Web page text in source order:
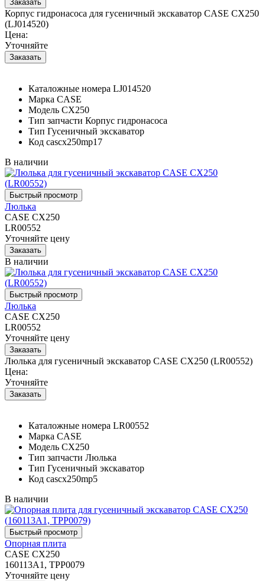
Корпус гидронасоса для гусеничный экскаватор CASE CX250
(LJ014520)
Цена:
Уточняйте
Каталожные номера LJ014520
Марка CASE
Модель CX250
Тип запчасти Корпус гидронасоса
Тип Гусеничный экскаватор
Код cascx250mp17
В наличии
Люлька
CASE CX250
LR00552
Уточняйте цену
В наличии
Люлька
CASE CX250
LR00552
Уточняйте цену
Люлька для гусеничный экскаватор CASE CX250 (LR00552)
Цена:
Уточняйте
Каталожные номера LR00552
Марка CASE
Модель CX250
Тип запчасти Люлька
Тип Гусеничный экскаватор
Код cascx250mp5
В наличии
Опорная плита
CASE CX250
160113A1, TPP0079
Уточняйте цену